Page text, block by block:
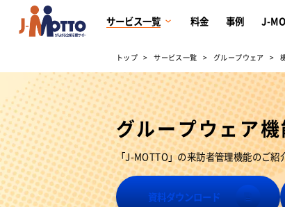
サービス一覧 料金 事例 J-
トップ サービス一覧 グループウェア
グループウェア
「J-MOTTO」の来訪者管理機能のご紹
資料ダウンロード